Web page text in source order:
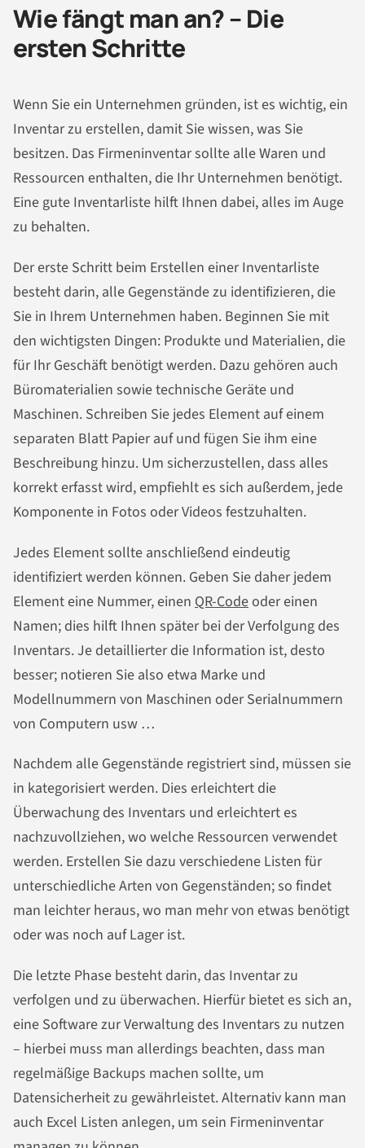
Wie fängt man an? – Die
ersten Schritte
Wenn Sie ein Unternehmen gründen, ist es wichtig, ein
Inventar zu erstellen, damit Sie wissen, was Sie
besitzen. Das Firmeninventar sollte alle Waren und
Ressourcen enthalten, die Ihr Unternehmen benötigt.
Eine gute Inventarliste hilft Ihnen dabei, alles im Auge
zu behalten.
Der erste Schritt beim Erstellen einer Inventarliste
besteht darin, alle Gegenstände zu identifizieren, die
Sie in Ihrem Unternehmen haben. Beginnen Sie mit
den wichtigsten Dingen: Produkte und Materialien, die
für Ihr Geschäft benötigt werden. Dazu gehören auch
Büromaterialien sowie technische Geräte und
Maschinen. Schreiben Sie jedes Element auf einem
separaten Blatt Papier auf und fügen Sie ihm eine
Beschreibung hinzu. Um sicherzustellen, dass alles
korrekt erfasst wird, empfiehlt es sich außerdem, jede
Komponente in Fotos oder Videos festzuhalten.
Jedes Element sollte anschließend eindeutig
identifiziert werden können. Geben Sie daher jedem
Element eine Nummer, einen QR-Codeoder einen
Namen; dies hilft Ihnen später bei der Verfolgung des
Inventars. Je detaillierter die Information ist, desto
besser; notieren Sie also etwa Marke und
Modellnummern von Maschinen oder Serialnummern
von Computern usw …
Nachdem alle Gegenstände registriert sind, müssen sie
in kategorisiert werden. Dies erleichtert die
Überwachung des Inventars und erleichtert es
nachzuvollziehen, wo welche Ressourcen verwendet
werden. Erstellen Sie dazu verschiedene Listen für
unterschiedliche Arten von Gegenständen; so findet
man leichter heraus, wo man mehr von etwas benötigt
oder was noch auf Lager ist.
Die letzte Phase besteht darin, das Inventar zu
verfolgen und zu überwachen. Hierfür bietet es sich an,
eine Software zur Verwaltung des Inventars zu nutzen
– hierbei muss man allerdings beachten, dass man
regelmäßige Backups machen sollte, um
Datensicherheit zu gewährleistet. Alternativ kann man
auch Excel Listen anlegen, um sein Firmeninventar